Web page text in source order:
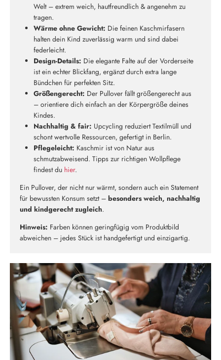
Welt – extrem weich, hautfreundlich & angenehm zu
tragen.
Wärme ohne Gewicht: Die feinen Kaschmirfasern
halten dein Kind zuverlässig warm und sind dabei
federleicht.
Design-Details: Die elegante Falte auf der Vorderseite
ist ein echter Blickfang, ergänzt durch extra lange
Bündchen für perfekten Sitz.
Größengerecht: Der Pullover fällt größengerecht aus
– orientiere dich einfach an der Körpergröße deines
Kindes.
Nachhaltig & fair: Upcycling reduziert Textilmüll und
schont wertvolle Ressourcen, gefertigt in Berlin.
Pflegeleicht: Kaschmir ist von Natur aus
schmutzabweisend. Tipps zur richtigen Wollpflege
findest du hier.
Ein Pullover, der nicht nur wärmt, sondern auch ein Statement
für bewussten Konsum setzt – besonders weich, nachhaltig
und kindgerecht zugleich.
Hinweis: Farben können geringfügig vom Produktbild
abweichen – jedes Stück ist handgefertigt und einzigartig.
Melde dich jetzt für unseren Newsletter an und erhalte einen 10%
Willkommensrabatt auf deine erste Bestellung
ABSCHICKEN